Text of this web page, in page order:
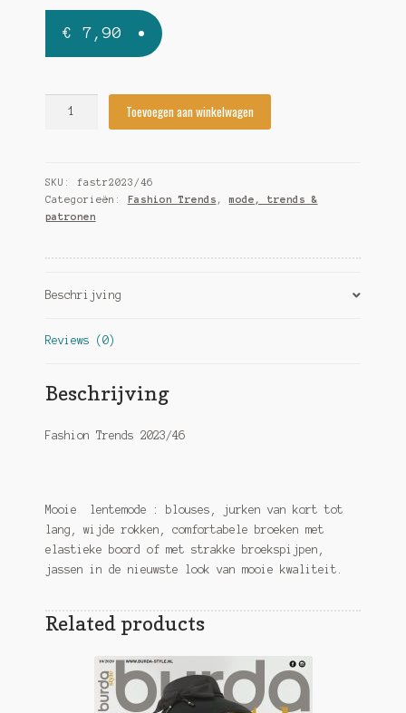
€ 7,90
Toevoegen aan winkelwagen
SKU:
fastr2023/46
Categorieën: Fashion Trends ,mode, trends &
patronen
Beschrijving
Reviews (0)
Beschrijving
Fashion Trends 2023/46
Mooie lentemode : blouses, jurken van kort tot
lang, wijde rokken, comfortabele broeken met
elastieke boord of met strakke broekspijpen,
jassen in de nieuwste look van mooie kwaliteit.
Related products